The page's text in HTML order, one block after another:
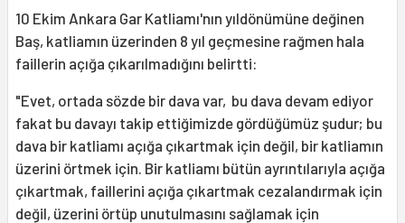
10 Ekim Ankara Gar Katliamı'nın yıldönümüne değinen
Baş, katliamın üzerinden 8 yıl geçmesine rağmen hala
faillerin açığa çıkarılmadığını belirtti:
"Evet, ortada sözde bir dava var, bu dava devam ediyor
fakat bu davayı takip ettiğimizde gördüğümüz şudur; bu
dava bir katliamı açığa çıkartmak için değil, bir katliamın
üzerini örtmek için. Bir katliamı bütün ayrıntılarıyla açığa
çıkartmak, faillerini açığa çıkartmak cezalandırmak için
değil, üzerini örtüp unutulmasını sağlamak için